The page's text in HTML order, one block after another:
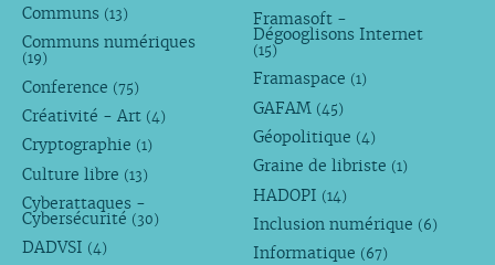
Communs (13)
Communs numériques
(19)
Conference (75)
Créativité - Art (4)
Cryptographie (1)
Culture libre (13)
Cyberattaques -
Cybersécurité (30)
DADVSI (4)
Framasoft -
Dégooglisons Internet
(15)
Framaspace (1)
GAFAM (45)
Géopolitique (4)
Graine de libriste (1)
HADOPI (14)
Inclusion numérique (6)
Informatique (67)